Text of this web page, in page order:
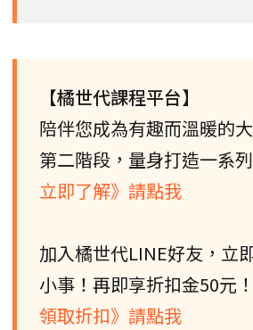
【橘世代課程平台】
陪伴您成為有趣而溫暖的
第二階段，量身打造一系
立即了解》請點我
加入橘世代LINE好友，立
小事！再即享折扣金50元！
領取折扣》請點我